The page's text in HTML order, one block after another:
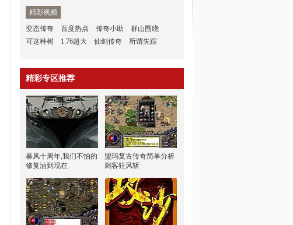
精彩视频
变态传奇
百度热点 传奇小助
群山围绕
可这种树
1.76超大 仙剑传奇 所谓失踪
精彩专区推荐
暴风十周年,我们不怕的
修复油到现在
盟玛复古传奇简单分析
刺客狂风斩